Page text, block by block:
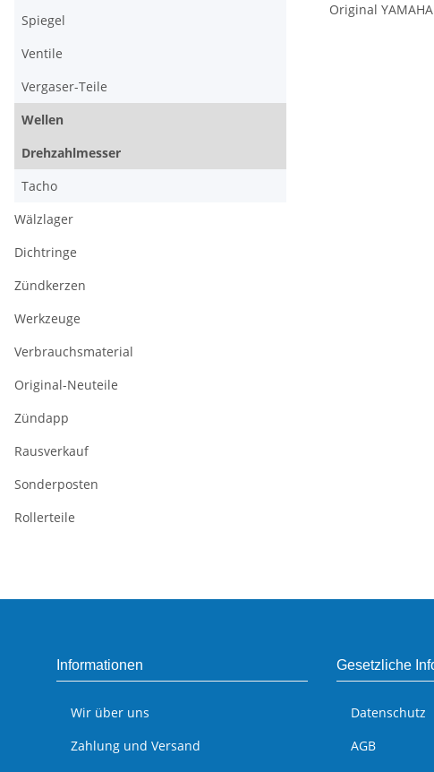
Original
Spiegel
Ventile
Vergaser-Teile
Wellen
Drehzahlmesser
Tacho
Wälzlager
Dichtringe
Zündkerzen
Werkzeuge
Verbrauchsmaterial
Original-Neuteile
Zündapp
Rausverkauf
Sonderposten
Rollerteile
Informationen
Wir über uns
Zahlung und Versand
Gesetzliche
Datenschutz
AGB